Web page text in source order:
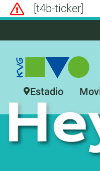
[t4b-ticker]
Estadio